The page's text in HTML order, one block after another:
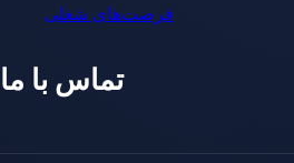
فرصت‌های شغلی
تماس با ما